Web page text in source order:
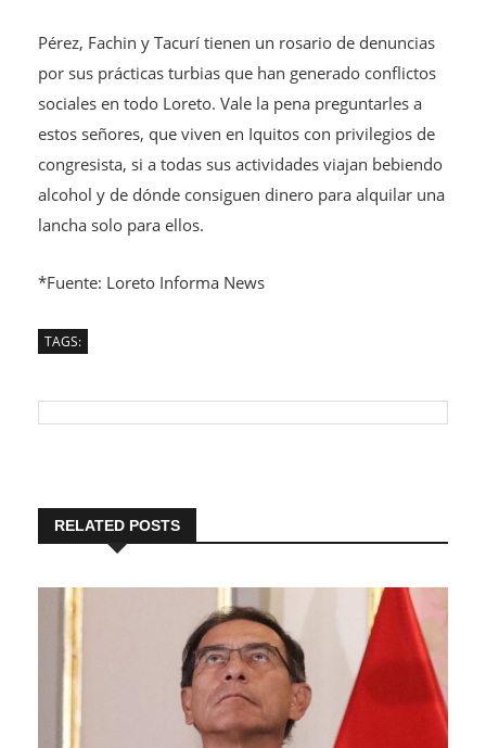
Pérez, Fachin y Tacurí tienen un rosario de denuncias
por sus prácticas turbias que han generado conflictos
sociales en todo Loreto. Vale la pena preguntarles a
estos señores, que viven en Iquitos con privilegios de
congresista, si a todas sus actividades viajan bebiendo
alcohol y de dónde consiguen dinero para alquilar una
lancha solo para ellos.
*Fuente: Loreto Informa News
TAGS:
RELATED POSTS